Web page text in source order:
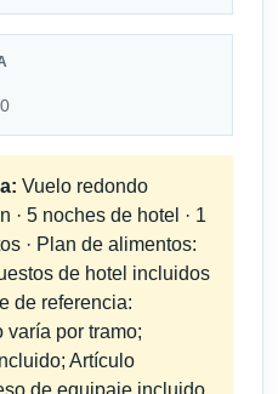
Vuelo redondo
· 5 noches de hotel · 1
· Plan de alimentos:
de hotel incluidos
de referencia:
varía por tramo;
Artículo